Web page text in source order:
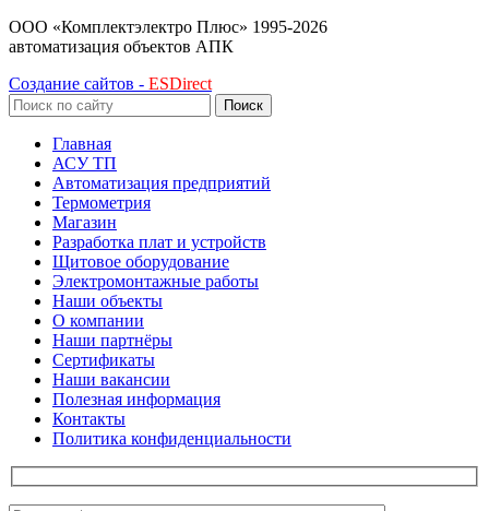
ООО «Комплектэлектро Плюс» 1995-2026
автоматизация объектов АПК
Создание сайтов - ESDirect
Поиск
Главная
АСУ ТП
Автоматизация предприятий
Термометрия
Магазин
Разработка плат и устройств
Щитовое оборудование
Электромонтажные работы
Наши объекты
О компании
Наши партнёры
Сертификаты
Наши вакансии
Полезная информация
Контакты
Политика конфиденциальности